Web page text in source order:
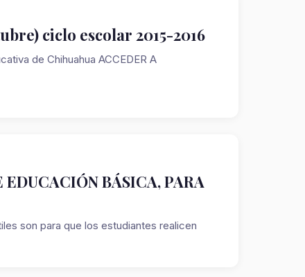
ciclo escolar 2015-2016
de Chihuahua ACCEDER A
BÁSICA, PARA
son para que los estudiantes realicen